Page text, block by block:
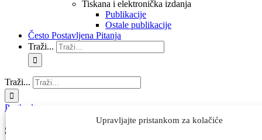
Upravljajte pristankom za kolačiće
Tiskana i elektronička izdanja
Publikacije
Ostale publikacije
Često Postavljena Pitanja
Traži...
Traži...
Prethodna
SSBJJ_03